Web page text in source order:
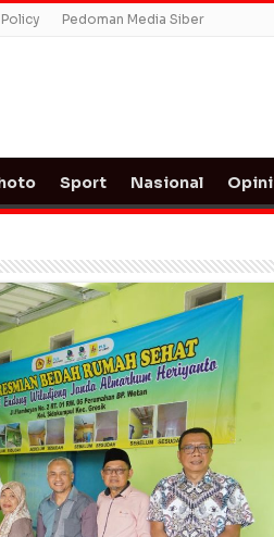
Pedoman Media Siber
Sport Nasional Opini